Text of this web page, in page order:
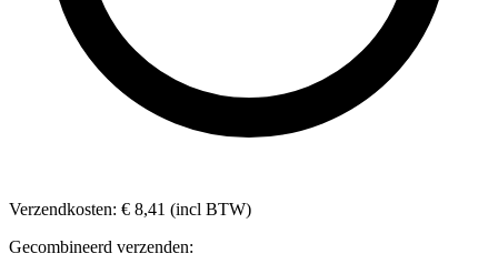
Verzendkosten: € 8,41 (incl BTW)
Gecombineerd verzenden: